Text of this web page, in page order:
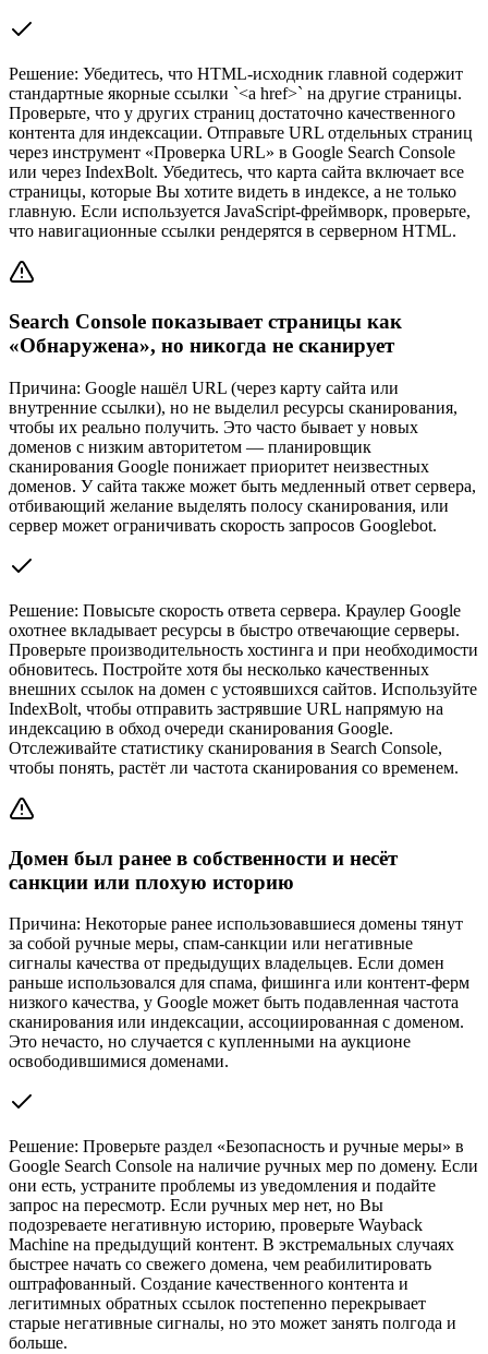
Решение: Убедитесь, что HTML-исходник главной содержит
стандартные якорные ссылки `<a href>` на другие страницы.
Проверьте, что у других страниц достаточно качественного
контента для индексации. Отправьте URL отдельных страниц
через инструмент «Проверка URL» в Google Search Console
или через IndexBolt. Убедитесь, что карта сайта включает все
страницы, которые Вы хотите видеть в индексе, а не только
главную. Если используется JavaScript-фреймворк, проверьте,
что навигационные ссылки рендерятся в серверном HTML.
Search Console показывает страницы как
«Обнаружена», но никогда не сканирует
Причина: Google нашёл URL (через карту сайта или
внутренние ссылки), но не выделил ресурсы сканирования,
чтобы их реально получить. Это часто бывает у новых
доменов с низким авторитетом — планировщик
сканирования Google понижает приоритет неизвестных
доменов. У сайта также может быть медленный ответ сервера,
отбивающий желание выделять полосу сканирования, или
сервер может ограничивать скорость запросов Googlebot.
Решение: Повысьте скорость ответа сервера. Краулер Google
охотнее вкладывает ресурсы в быстро отвечающие серверы.
Проверьте производительность хостинга и при необходимости
обновитесь. Постройте хотя бы несколько качественных
внешних ссылок на домен с устоявшихся сайтов. Используйте
IndexBolt, чтобы отправить застрявшие URL напрямую на
индексацию в обход очереди сканирования Google.
Отслеживайте статистику сканирования в Search Console,
чтобы понять, растёт ли частота сканирования со временем.
Домен был ранее в собственности и несёт
санкции или плохую историю
Причина: Некоторые ранее использовавшиеся домены тянут
за собой ручные меры, спам-санкции или негативные
сигналы качества от предыдущих владельцев. Если домен
раньше использовался для спама, фишинга или контент-ферм
низкого качества, у Google может быть подавленная частота
сканирования или индексации, ассоциированная с доменом.
Это нечасто, но случается с купленными на аукционе
освободившимися доменами.
Решение: Проверьте раздел «Безопасность и ручные меры» в
Google Search Console на наличие ручных мер по домену. Если
они есть, устраните проблемы из уведомления и подайте
запрос на пересмотр. Если ручных мер нет, но Вы
подозреваете негативную историю, проверьте Wayback
Machine на предыдущий контент. В экстремальных случаях
быстрее начать со свежего домена, чем реабилитировать
оштрафованный. Создание качественного контента и
легитимных обратных ссылок постепенно перекрывает
старые негативные сигналы, но это может занять полгода и
больше.